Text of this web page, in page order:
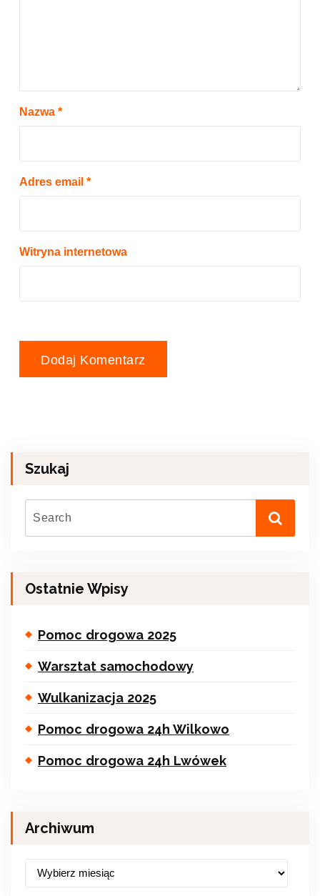
Nazwa *
Adres email *
Witryna internetowa
Szukaj
Ostatnie Wpisy
Pomoc drogowa 2025
Warsztat samochodowy
Wulkanizacja 2025
Pomoc drogowa 24h Wilkowo
Pomoc drogowa 24h Lwówek
Archiwum